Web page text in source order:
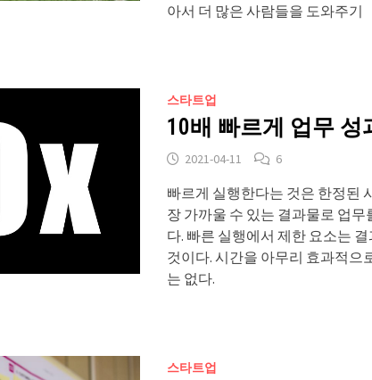
아서 더 많은 사람들을 도와주기
스타트업
10배 빠르게 업무 성
2021-04-11 6
빠르게 실행한다는 것은 한정된
장 가까울 수 있는 결과물로 업
다. 빠른 실행에서 제한 요소는
것이다. 시간을 아무리 효과적으
는 없다.
스타트업